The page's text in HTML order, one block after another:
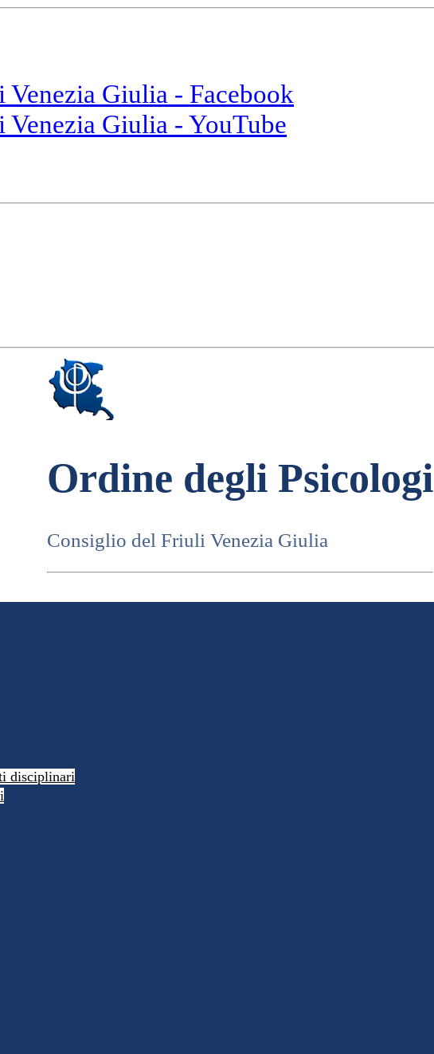
Giulia - Facebook
Giulia - YouTube
Ordine degli Psicologi
Consiglio del Friuli Venezia Giulia
disciplinari